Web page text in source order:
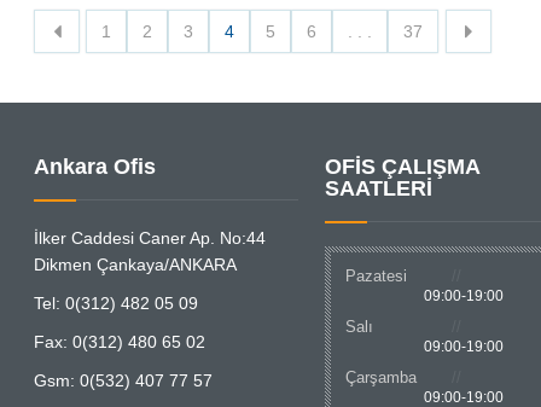
1 2 3 4 5 6 37
Ankara Ofis
İlker Caddesi Caner Ap. No:44
Dikmen Çankaya/ANKARA
Tel: 0(312) 482 05 09
Fax: 0(312) 480 65 02
Gsm: 0(532) 407 77 57
OFİS ÇALIŞMA
SAATLERİ
Pazatesi
09:00-19:00
Salı
09:00-19:00
Çarşamba
09:00-19:00